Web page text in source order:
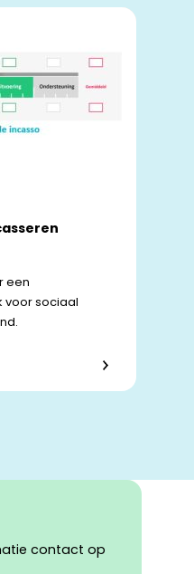
een
voor sociaal
contact op